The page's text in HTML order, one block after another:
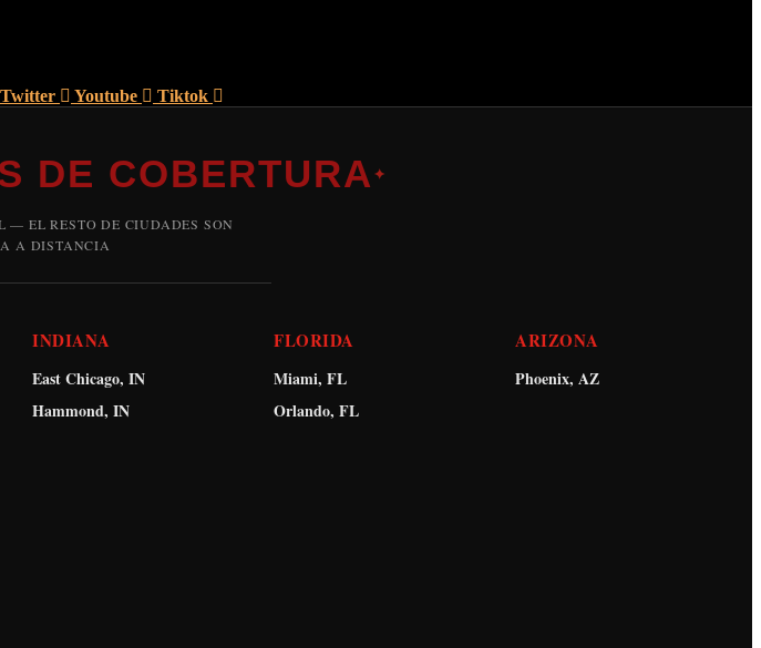
Twitter Youtube Tiktok
DE COBERTURA ✦
— EL RESTO DE CIUDADES SON
A DISTANCIA
INDIANA
East Chicago, IN
Hammond, IN
FLORIDA
Miami, FL
Orlando, FL
ARIZONA
Phoenix, AZ